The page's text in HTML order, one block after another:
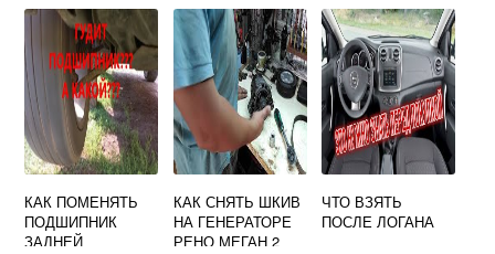
КАК ПОМЕНЯТЬ
ПОДШИПНИК
ЗАДНЕЙ
КАК СНЯТЬ ШКИВ
НА ГЕНЕРАТОРЕ
РЕНО МЕГАН 2
ЧТО ВЗЯТЬ
ПОСЛЕ ЛОГАНА